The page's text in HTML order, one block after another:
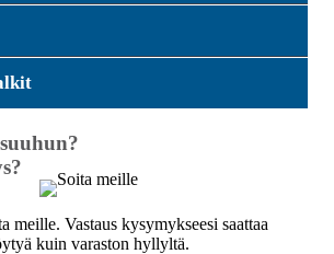
meille. Vastaus kysymykseesi saattaa
kuin varaston hyllyltä.